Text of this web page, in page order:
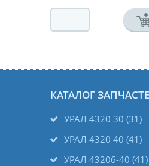
КАТАЛОГ
УРАЛ 4320 30 (31)
УРАЛ 4320 40 (41)
УРАЛ 43206-40 (41)